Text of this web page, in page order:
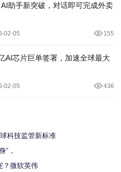
助手新突破，对话即可完成外卖
02-05 155
AI芯片巨单签署，加速全球最大
02-05 436
科技监管新标准
”，
？微软英伟